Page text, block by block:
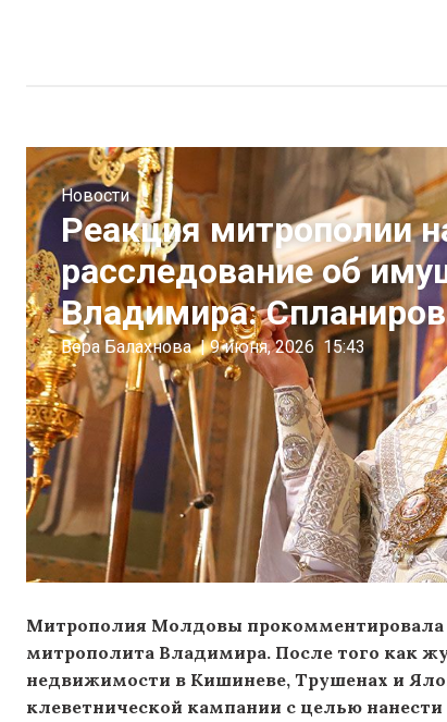
Новости
Реакция митрополии
расследование об
Владимира:
Вера Балахнова | 9 июня, 2026 15:43
Митрополия Молдовы прокомментировала
митрополита Владимира. После того как
недвижимости в Кишиневе, Трушенах и
клеветнической кампании с целью